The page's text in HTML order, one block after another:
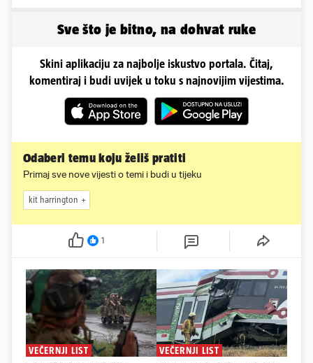
Sve što je bitno, na dohvat ruke
Skini aplikaciju za najbolje iskustvo portala. Čitaj,
komentiraj i budi uvijek u toku s najnovijim vijestima.
Odaberi temu koju želiš pratiti
Primaj sve nove vijesti o temi i budi u tijeku
kit harrington
1